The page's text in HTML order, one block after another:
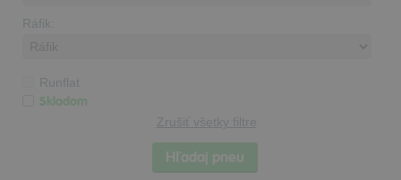
Ráfik:
Runflat
Skladom
Zrušiť všetky filtre
Hľadaj pneu